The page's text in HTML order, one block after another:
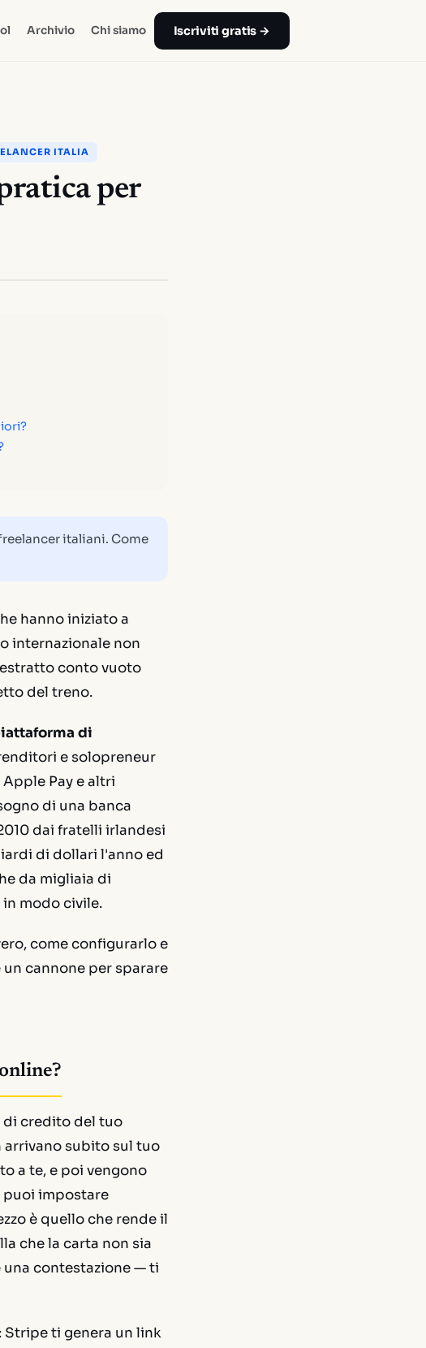
Archivio Chi siamo Iscriviti gratis →
ITALIA
per
italiani. Come
hanno iniziato a
internazionale non
conto vuoto
del treno.
di
e solopreneur
Pay e altri
di una banca
dai fratelli irlandesi
di dollari l'anno ed
da migliaia di
modo civile.
come configurarlo e
cannone per sparare
di credito del tuo
subito sul tuo
a te, e poi vengono
puoi impostare
è quello che rende il
che la carta non sia
contestazione — ti
: Stripe ti genera un link